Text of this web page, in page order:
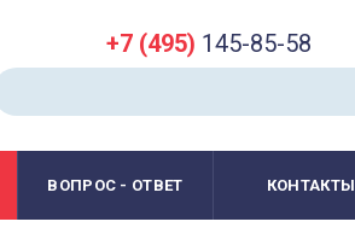
+7 (495) 145-85-58
ВОПРОС - ОТВЕТ КОНТАКТЫ